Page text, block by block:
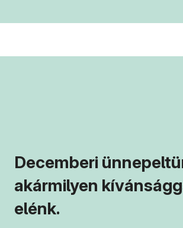
Decemberi
akármilyen
elénk.